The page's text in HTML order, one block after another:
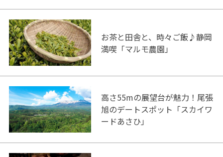
お茶と田舎と、時々ご飯♪静岡
満喫「マルモ農園」
高さ55mの展望台が魅力！尾張
旭のデートスポット「スカイワ
ードあさひ」